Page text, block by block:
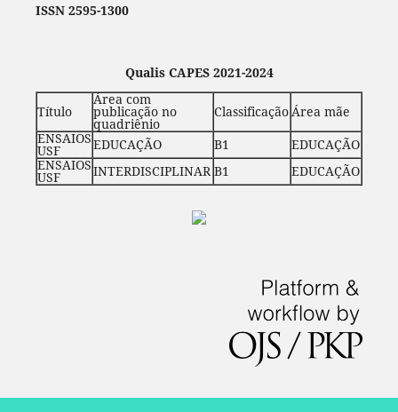
ISSN 2595-1300
Qualis CAPES 2021-2024
Título
Área com
publicação no
quadriênio
ClassificaçãoÁrea mãe
ENSAIOS
USF EDUCAÇÃO B1
EDUCAÇÃO
ENSAIOS
USF INTERDISCIPLINAR B1 EDUCAÇÃO